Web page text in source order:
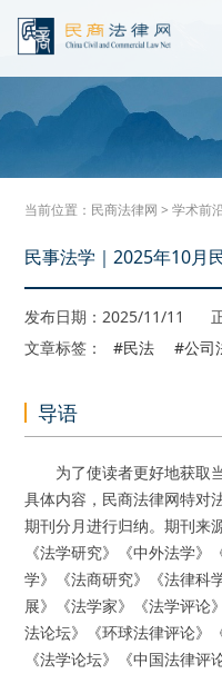
当前位置： 民商法律网 >学术前
民事法学｜2025年10月
发布日期：2025/11/11
文章标签： #民法 #公司
导语
为了使读者更好地获取
具体内容，民商法律网特对
期刊分月进行归纳。期刊来
《法学研究》《中外法学
学》《法商研究》《法律科
展》《法学家》《法学评论
法论坛》《环球法律评论》
《法学论坛》《中国法律